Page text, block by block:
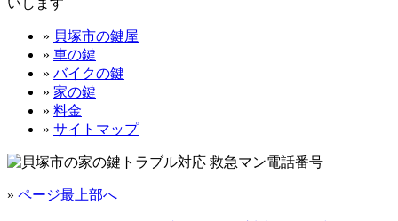
» 貝塚市の鍵屋
» 車の鍵
» バイクの鍵
» 家の鍵
» 料金
» サイトマップ
» ページ最上部へ